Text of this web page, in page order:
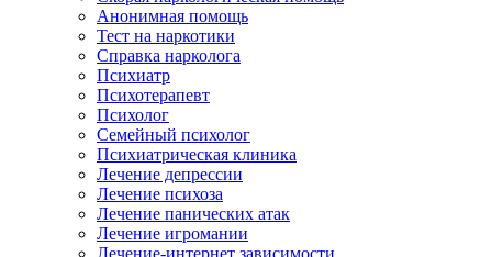
Анонимная помощь
Тест на наркотики
Справка нарколога
Психиатр
Психотерапевт
Психолог
Семейный психолог
Психиатрическая клиника
Лечение депрессии
Лечение психоза
Лечение панических атак
Лечение игромании
Лечение-интернет зависимости